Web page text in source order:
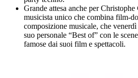
Grande attesa anche per Christophe
musicista unico che combina film-
composizione musicale, che
suo personale “Best of” con le
famose dai suoi film e spettacoli.